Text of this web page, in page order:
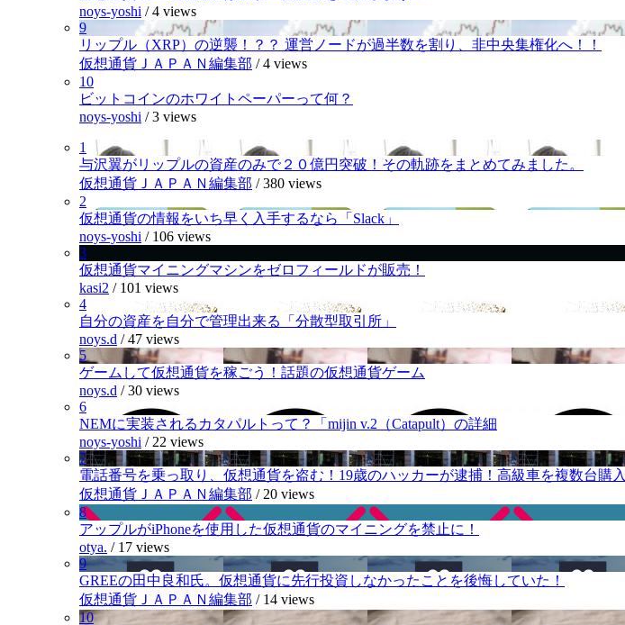
noys-yoshi /4 views
9
リップル（XRP）の逆襲！？？ 運営ノードが過半数を割り、非中央集権化へ！！
仮想通貨ＪＡＰＡＮ編集部 /4 views
10
ビットコインのホワイトペーパーって何？
noys-yoshi /3 views
1
与沢翼がリップルの資産のみで２０億円突破！その軌跡をまとめてみました。
仮想通貨ＪＡＰＡＮ編集部 /380 views
2
仮想通貨の情報をいち早く入手するなら「Slack」
noys-yoshi / 106 views
3
仮想通貨マイニングマシンをゼロフィールドが販売！
kasi2 / 101 views
4
自分の資産を自分で管理出来る「分散型取引所」
noys.d /47 views
5
ゲームして仮想通貨を稼ごう！話題の仮想通貨ゲーム
noys.d /30 views
6
NEMに実装されるカタパルトって？「mijin v.2（Catapult）の詳細
noys-yoshi / 22 views
7
電話番号を乗っ取り、仮想通貨を盗む！19歳のハッカーが逮捕！高級車を複数台購入
仮想通貨ＪＡＰＡＮ編集部 / 20 views
8
アップルがiPhoneを使用した仮想通貨のマイニングを禁止に！
otya. / 17 views
9
GREEの田中良和氏。仮想通貨に先行投資しなかったことを後悔していた！
仮想通貨ＪＡＰＡＮ編集部 / 14 views
10